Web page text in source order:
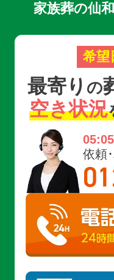
家族葬の仙
希望
最寄り の
空き状況
05:05
依頼